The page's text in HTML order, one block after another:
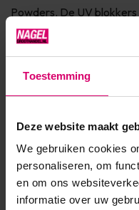
Toestemming
Deze website maakt
We gebruiken cookies
personaliseren, om
en om ons
informatie over uw
Powders. De UV
kleurstabiliteit. De
duurzaamheid, om
Artikelnummer
SKU